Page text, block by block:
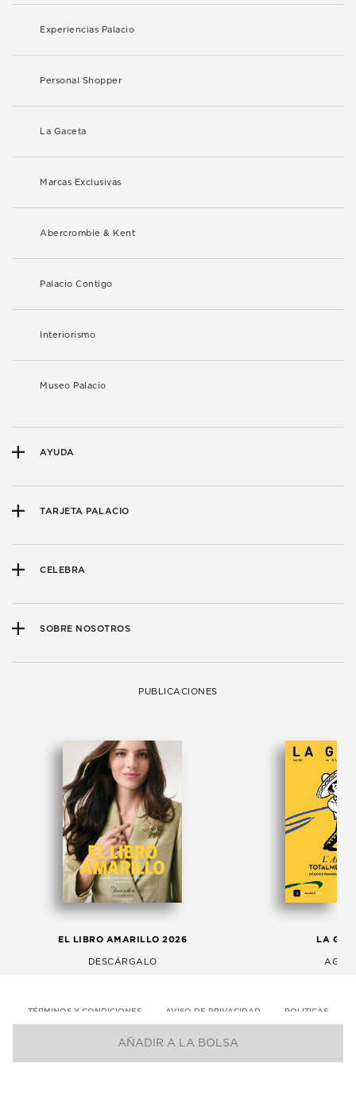
AÑADIR A LA BOLSA
Experiencias Palacio
Personal Shopper
La Gaceta
Marcas Exclusivas
Abercrombie & Kent
Palacio Contigo
Interiorismo
Museo Palacio
AYUDA
TARJETA PALACIO
CELEBRA
SOBRE NOSOTROS
PUBLICACIONES
EL LIBRO AMARILLO 2026
DESCÁRGALO
LA
TÉRMINOS Y CONDICIONES AVISO DE PRIVACIDAD POLITICAS